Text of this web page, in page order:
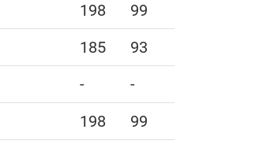
198
99
185
93
-
-
198
99